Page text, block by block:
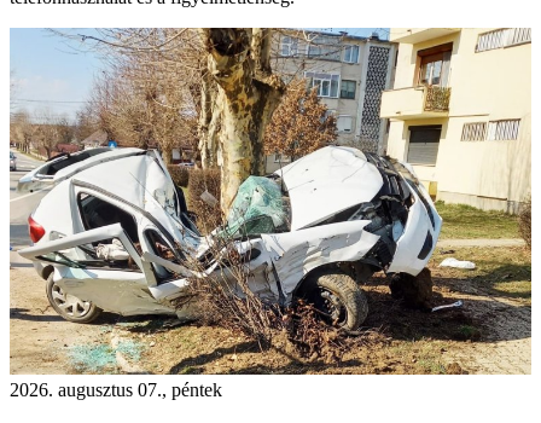
2026. augusztus 07., péntek